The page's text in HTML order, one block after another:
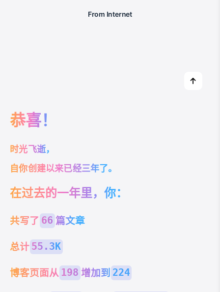
From Internet
恭喜！
时光飞逝，
自你创建以来已经三年了。
在过去的一年里，你：
共写了 66 篇文章
总计 55.3K
博客页面从 198 增加到 224